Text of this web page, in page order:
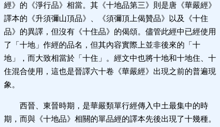
經》的《淨行品》相當。其《十地品第三》則是唐《華嚴經》
譯本的《升須彌山頂品》、《須彌頂上偈贊品》以及《十住
品》的異譯，但沒有《十住品》的偈頌。儘管此經中已經使用
了「十地」作經的品名，但其內容實際上並非後來的「十
地」，而大致相當於「十住」。經文中也將十地和十地住、十
住混合使用，這也是晉譯六十卷《華嚴經》出現之前的普遍現
象。
西晉、東晉時期，是華嚴類單行經傳入中土最集中的時
期，而與《十地品》相關的單品經的譯本先後出現了十幾種。